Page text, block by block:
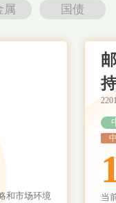
属 国债
和市场环境
当